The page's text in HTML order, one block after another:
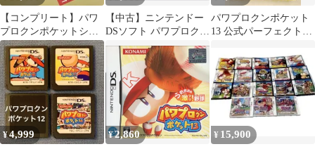
【コンプリート】パワ
プロクンポケットシリ
ーズ1〜14&無印、
2【動作確認済み】
【中古】ニンテンドー
DSソフト パワプロクン
ポケット13
パワプロクンポケット
13 公式パーフェクトガ
ファミ通書籍編集部 エ
ンターブレイン
¥4,999 ¥2,860 ¥ 15,900